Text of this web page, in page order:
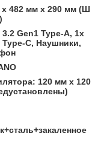
х 482 мм х 290 мм (Ш
3.2 Gen1 Type-A, 1x
Type-C, Наушники,
120 мм x 120